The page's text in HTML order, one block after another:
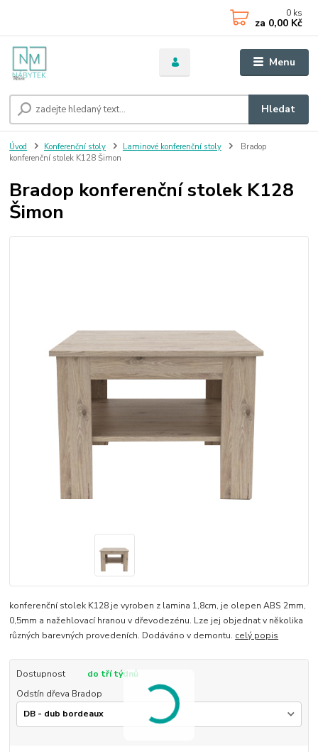
Menu
Hledat
0 ks
za 0,00 Kč
Úvod Konferenční stoly Laminové konferenční stoly
Bradop
konferenční stolek K128 Šimon
Bradop konferenční stolek K128
Šimon
konferenční stolek K128 je vyroben z lamina 1,8cm, je olepen ABS 2mm,
0,5mm a nažehlovací hranou v dřevodezénu. Lze jej objednat v několika
různých barevných provedeních. Dodáváno v demontu. celý popis
Dostupnost
do tří týdnů
Odstín dřeva Bradop